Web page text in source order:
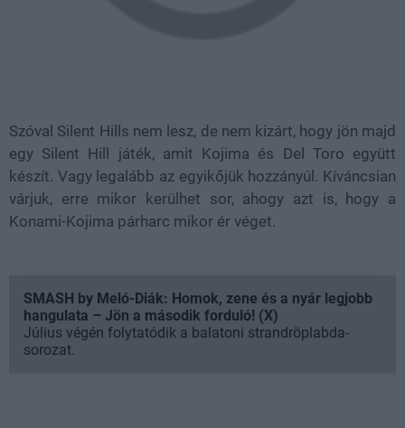
Szóval Silent Hills nem lesz, de nem kizárt, hogy jön majd
egy Silent Hill játék, amit Kojima és Del Toro együtt
készít. Vagy legalább az egyikőjük hozzányúl. Kíváncsian
várjuk, erre mikor kerülhet sor, ahogy azt is, hogy a
Konami-Kojima párharc mikor ér véget.
SMASH by Meló-Diák: Homok, zene és a nyár legjobb
hangulata – Jön a második forduló! (X)
Július végén folytatódik a balatoni strandröplabda-
sorozat.